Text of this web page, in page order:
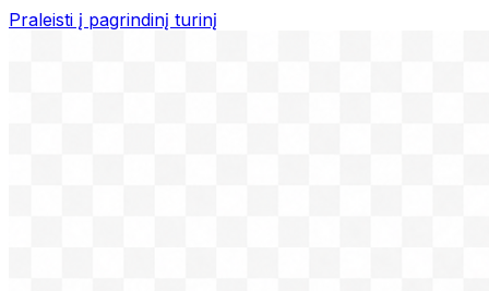
Praleisti į pagrindinį turinį